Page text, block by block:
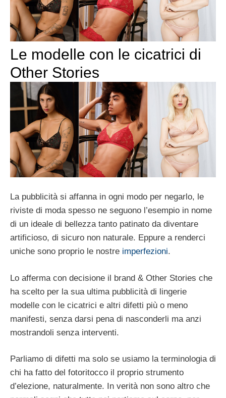
Le modelle con le cicatrici di
Other Stories
La pubblicità si affanna in ogni modo per negarlo, le
riviste di moda spesso ne seguono l’esempio in nome
di un ideale di bellezza tanto patinato da diventare
artificioso, di sicuro non naturale. Eppure a renderci
uniche sono proprio le nostre imperfezioni.
Lo afferma con decisione il brand & Other Stories che
ha scelto per la sua ultima pubblicità di lingerie
modelle con le cicatrici e altri difetti più o meno
manifesti, senza darsi pena di nasconderli ma anzi
mostrandoli senza interventi.
Parliamo di difetti ma solo se usiamo la terminologia di
chi ha fatto del fotoritocco il proprio strumento
d’elezione, naturalmente. In verità non sono altro che